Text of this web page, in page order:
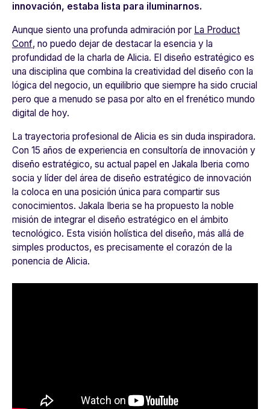
innovación, estaba lista para iluminarnos.
Aunque siento una profunda admiración por La Product
Conf, no puedo dejar de destacar la esencia y la
profundidad de la charla de Alicia. El diseño estratégico es
una disciplina que combina la creatividad del diseño con la
lógica del negocio, un equilibrio que siempre ha sido crucial
pero que a menudo se pasa por alto en el frenético mundo
digital de hoy.
La trayectoria profesional de Alicia es sin duda inspiradora.
Con 15 años de experiencia en consultoría de innovación y
diseño estratégico, su actual papel en Jakala Iberia como
socia y líder del área de diseño estratégico de innovación
la coloca en una posición única para compartir sus
conocimientos. Jakala Iberia se ha propuesto la noble
misión de integrar el diseño estratégico en el ámbito
tecnológico. Esta visión holística del diseño, más allá de
simples productos, es precisamente el corazón de la
ponencia de Alicia.